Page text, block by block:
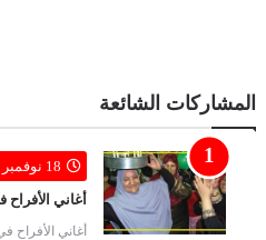
المشاركات الشائعة
18 نوفمبر 2019
أغاني
أغاني الأفراح